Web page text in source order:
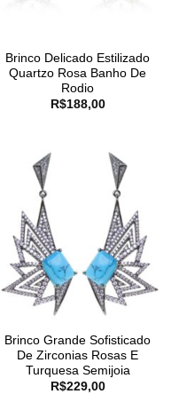
Brinco Delicado Estilizado
Quartzo Rosa Banho De
Rodio
R$188,00
Brinco Grande Sofisticado
De Zirconias Rosas E
Turquesa Semijoia
R$229,00